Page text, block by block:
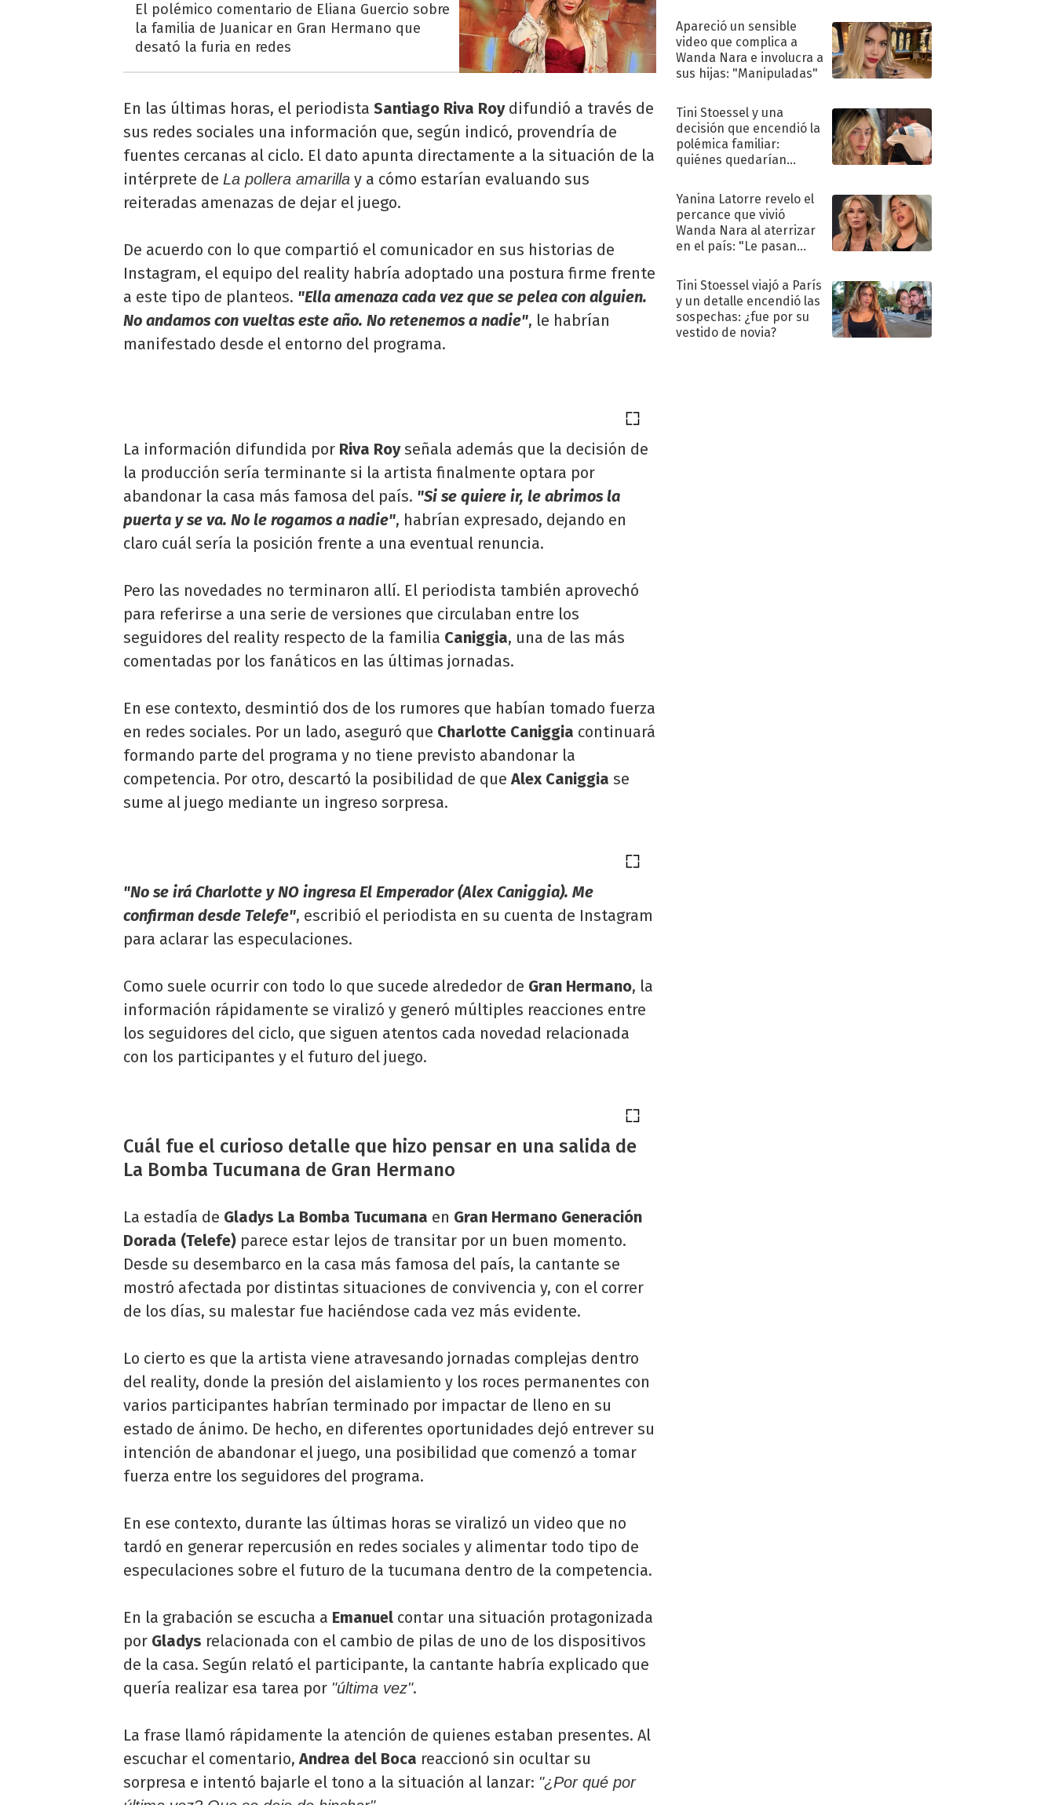
El polémico comentario de Eliana Guercio sobre
la familia de Juanicar en Gran Hermano que
desató la furia en redes
En las últimas horas, el periodista Santiago Riva Roydifundió a través de
sus redes sociales una información que, según indicó, provendría de
fuentes cercanas al ciclo. El dato apunta directamente a la situación de la
intérprete de La pollera amarilla y a cómo estarían evaluando sus
reiteradas amenazas de dejar el juego.
De acuerdo con lo que compartió el comunicador en sus historias de
Instagram, el equipo del reality habría adoptado una postura firme frente
a este tipo de planteos. "Ella amenaza cada vez que se pelea con alguien.
No andamos con vueltas este año. No retenemos a nadie", le habrían
manifestado desde el entorno del programa.
La información difundida por Riva Royseñala además que la decisión de
la producción sería terminante si la artista finalmente optara por
abandonar la casa más famosa del país. "Si se quiere ir, le abrimos la
puerta y se va. No le rogamos a nadie", habrían expresado, dejando en
claro cuál sería la posición frente a una eventual renuncia.
Pero las novedades no terminaron allí. El periodista también aprovechó
para referirse a una serie de versiones que circulaban entre los
seguidores del reality respecto de la familia Caniggia, una de las más
comentadas por los fanáticos en las últimas jornadas.
En ese contexto, desmintió dos de los rumores que habían tomado fuerza
en redes sociales. Por un lado, aseguró que Charlotte Caniggia continuará
formando parte del programa y no tiene previsto abandonar la
competencia. Por otro, descartó la posibilidad de queAlex Caniggia se
sume al juego mediante un ingreso sorpresa.
"No se irá Charlotte y NO ingresa El Emperador (Alex Caniggia). Me
confirman desde Telefe", escribió el periodista en su cuenta de Instagram
para aclarar las especulaciones.
Como suele ocurrir con todo lo que sucede alrededor de Gran Hermano, la
información rápidamente se viralizó y generó múltiples reacciones entre
los seguidores del ciclo, que siguen atentos cada novedad relacionada
con los participantes y el futuro del juego.
Cuál fue el curioso detalle que hizo pensar en una salida de
La Bomba Tucumana de Gran Hermano
La estadía de Gladys La Bomba Tucumana en Gran Hermano Generación
Dorada (Telefe) parece estar lejos de transitar por un buen momento.
Desde su desembarco en la casa más famosa del país, la cantante se
mostró afectada por distintas situaciones de convivencia y, con el correr
de los días, su malestar fue haciéndose cada vez más evidente.
Lo cierto es que la artista viene atravesando jornadas complejas dentro
del reality, donde la presión del aislamiento y los roces permanentes con
varios participantes habrían terminado por impactar de lleno en su
estado de ánimo. De hecho, en diferentes oportunidades dejó entrever su
intención de abandonar el juego, una posibilidad que comenzó a tomar
fuerza entre los seguidores del programa.
En ese contexto, durante las últimas horas se viralizó un video que no
tardó en generar repercusión en redes sociales y alimentar todo tipo de
especulaciones sobre el futuro de la tucumana dentro de la competencia.
En la grabación se escucha a Emanuel contar una situación protagonizada
por Gladys relacionada con el cambio de pilas de uno de los dispositivos
de la casa. Según relató el participante, la cantante habría explicado que
quería realizar esa tarea por "última vez".
La frase llamó rápidamente la atención de quienes estaban presentes. Al
escuchar el comentario,Andrea del Boca reaccionó sin ocultar su
sorpresa e intentó bajarle el tono a la situación al lanzar: "¿Por qué por
Apareció un sensible
video que complica a
Wanda Nara e involucra a
sus hijas: "Manipuladas"
Tini Stoessel y una
decisión que encendió la
polémica familiar:
quiénes quedarían
Yanina Latorre revelo el
percance que vivió
Wanda Nara al aterrizar
en el país: "Le pasan
Tini Stoessel viajó a París
y un detalle encendió las
sospechas: ¿fue por su
vestido de novia?